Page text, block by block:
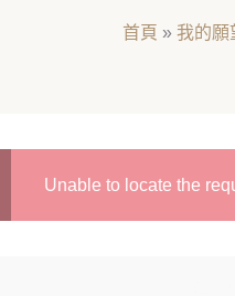
首頁 » 我的願
Unable to locate the